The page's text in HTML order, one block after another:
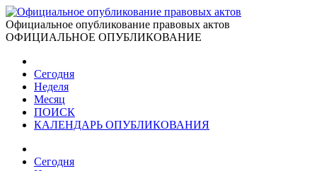
Официальное опубликование правовых актов
ОФИЦИАЛЬНОЕ ОПУБЛИКОВАНИЕ
Сегодня
Неделя
Месяц
ПОИСК
КАЛЕНДАРЬ ОПУБЛИКОВАНИЯ
Сегодня